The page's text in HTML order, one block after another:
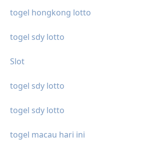
togel hongkong lotto
togel sdy lotto
Slot
togel sdy lotto
togel sdy lotto
togel macau hari ini